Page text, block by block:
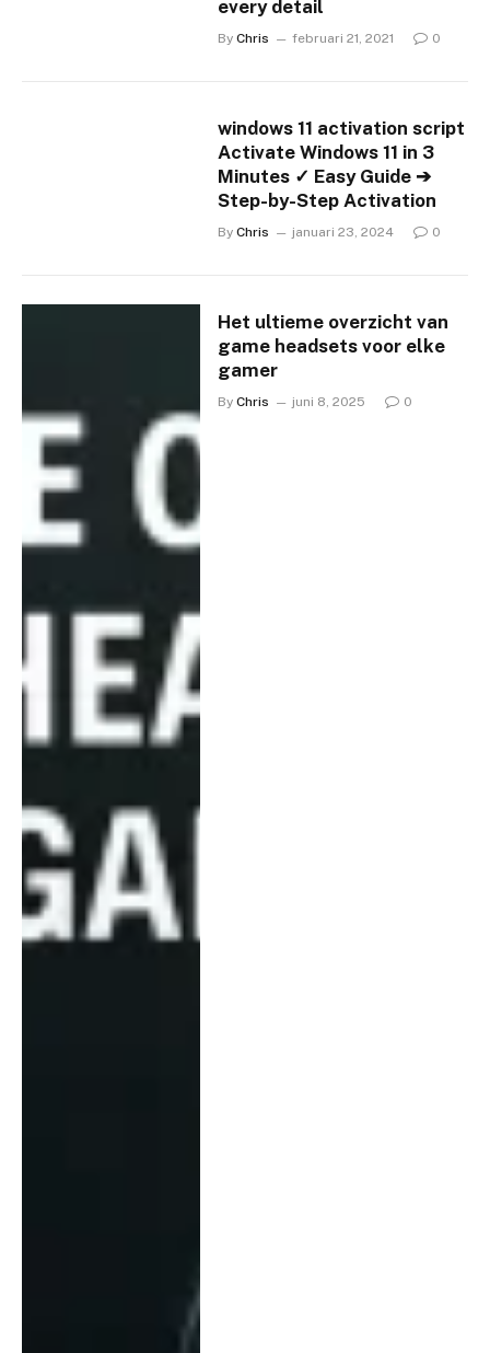
every detail
By Chris februari 21, 2021 0
windows 11 activation script
Activate Windows 11 in 3
Minutes ✓ Easy Guide ➔
Step-by-Step Activation
By Chris januari 23, 2024 0
Het ultieme overzicht van
game headsets voor elke
gamer
By Chris juni 8, 2025 0